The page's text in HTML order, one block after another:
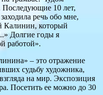
Последующие 10 лет,
речь обо мне,
Калинин, который
Долгие годы я
работой».
– это отражение
судьбу художника,
на мир. Экспозиция
Посетить ее можно до 30